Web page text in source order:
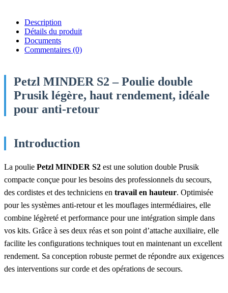
Description
Détails du produit
Documents
Commentaires (0)
Petzl MINDER S2 – Poulie double
Prusik légère, haut rendement, idéale
pour anti-retour
Introduction
La poulie Petzl MINDER S2 est une solution double Prusik
compacte conçue pour les besoins des professionnels du secours,
des cordistes et des techniciens en travail en hauteur. Optimisée
pour les systèmes anti-retour et les mouflages intermédiaires, elle
combine légèreté et performance pour une intégration simple dans
vos kits. Grâce à ses deux réas et son point d’attache auxiliaire, elle
facilite les configurations techniques tout en maintenant un excellent
rendement. Sa conception robuste permet de répondre aux exigences
des interventions sur corde et des opérations de secours.